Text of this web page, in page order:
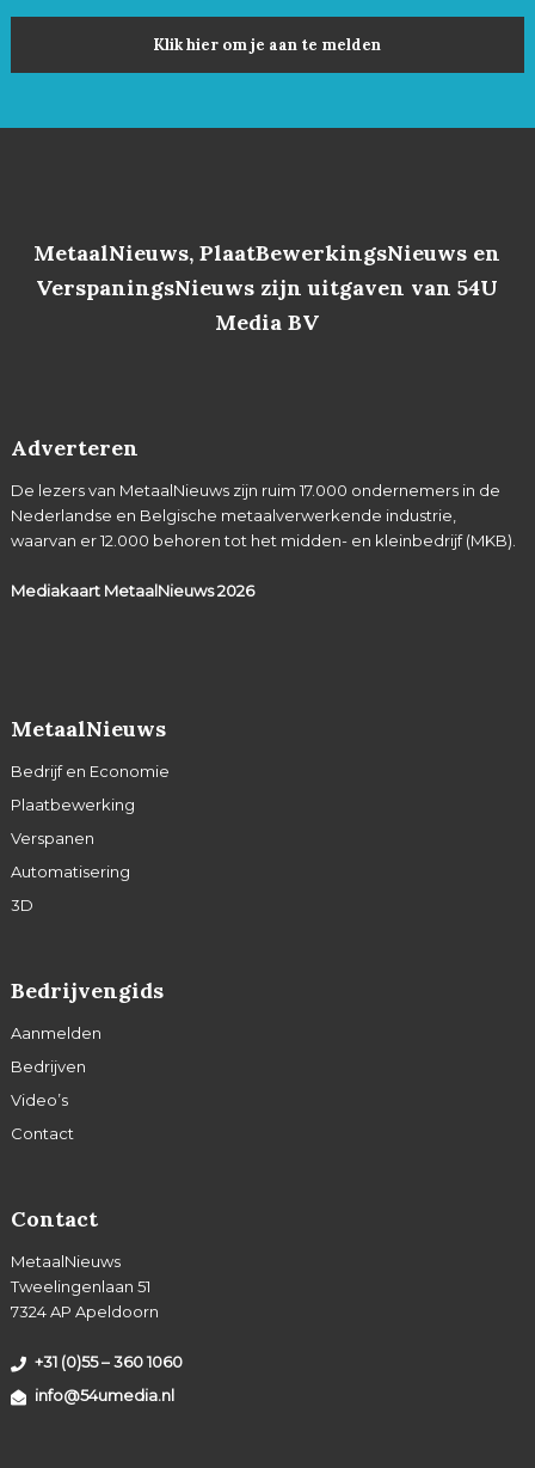
Klik hier om je aan te melden
MetaalNieuws, PlaatBewerkingsNieuws en
VerspaningsNieuws zijn uitgaven van 54U
Media BV
Adverteren
De lezers van MetaalNieuws zijn ruim 17.000 ondernemers in de
Nederlandse en Belgische metaalverwerkende industrie,
waarvan er 12.000 behoren tot het midden- en kleinbedrijf (MKB).
Mediakaart MetaalNieuws2026
MetaalNieuws
Bedrijf en Economie
Plaatbewerking
Verspanen
Automatisering
3D
Bedrijvengids
Aanmelden
Bedrijven
Video’s
Contact
Contact
MetaalNieuws
Tweelingenlaan 51
7324 AP Apeldoorn
+31 (0)55 – 360 1060
info@54umedia.nl